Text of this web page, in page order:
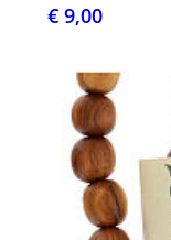
€ 9,00